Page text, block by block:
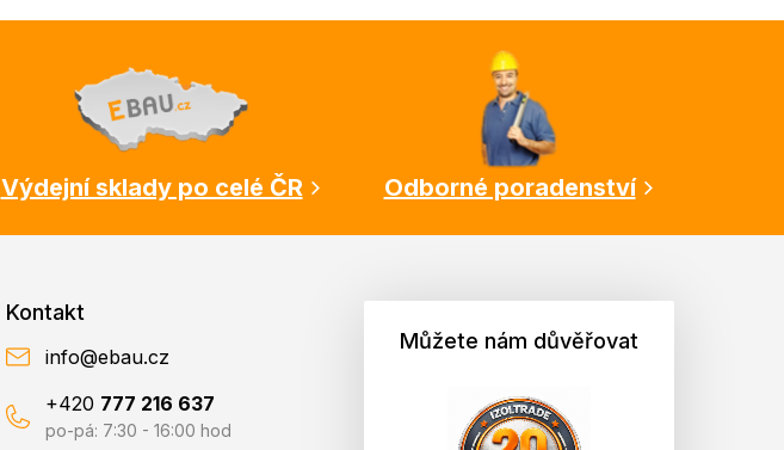
Výdejní sklady po celé ČR Odborné poradenství
Kontakt
info@ebau.cz
+420 777 216 637
po-pá: 7:30 - 16:00 hod
Můžete nám důvěřovat